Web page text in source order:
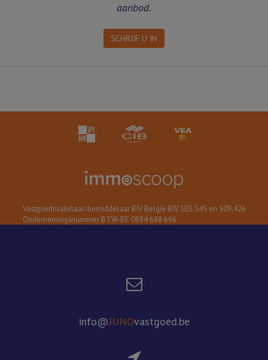
aanbod.
SCHRIJF U IN
Vastgoedmakelaar-bemiddelaar BIV België BIV 503.345 en 509.426
Ondernemingsnummer BTW-BE 0884 688 696
info@JUNOvastgoed.be